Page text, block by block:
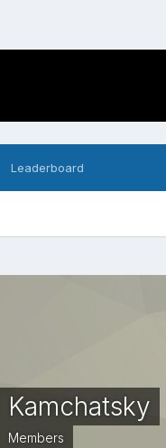
Leaderboard
Kamchatsky
Members